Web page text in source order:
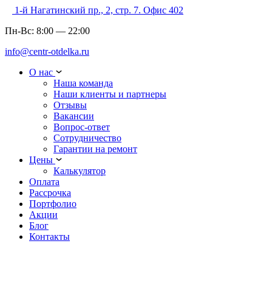
1-й Нагатинский пр., 2, стр. 7. Офис 402
Пн-Вс: 8:00 — 22:00
info@centr-otdelka.ru
О нас
Наша команда
Наши клиенты и партнеры
Отзывы
Вакансии
Вопрос-ответ
Сотрудничество
Гарантии на ремонт
Цены
Калькулятор
Оплата
Рассрочка
Портфолио
Акции
Блог
Контакты